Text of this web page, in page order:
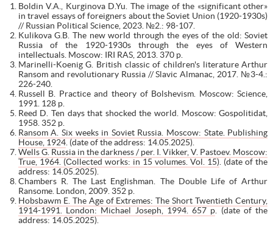
Boldin V.A., Kurginova D.Yu. The image of the «significant other»
in travel essays of foreigners about the Soviet Union (1920-1930s)
// Russian Political Science, 2023. №2.: 98-107.
Kulikova G.B. The new world through the eyes of the old: Soviet
Russia of the 1920-1930s through the eyes of Western
intellectuals. Moscow: IRI RAS, 2013. 370 p.
Marinelli-Koenig G. British classic of children's literature Arthur
Ransom and revolutionary Russia // Slavic Almanac, 2017. №3-4.:
226-240.
Russell B. Practice and theory of Bolshevism. Moscow: Science,
1991. 128 p.
Reed D. Ten days that shocked the world. Moscow: Gospolitidat,
1958. 352 p.
Ransom A. Six weeks in Soviet Russia. Moscow: State. Publishing
House, 1924. (date of the address: 14.05.2025).
Wells G. Russia in the darkness / per. I. Vikker, V. Pastoev. Moscow:
True, 1964. (Сollected works: in 15 volumes. Vol. 15) . (date of the
address: 14.05.2025).
Chambers R. The Last Englishman. The Double Life of Arthur
Ransome. London, 2009. 352 p.
Hobsbawm E. The Age of Extremes: The Short Twentieth Century,
1914-1991. London: Michael Joseph, 1994. 657 p . (date of the
address: 14.05.2025).